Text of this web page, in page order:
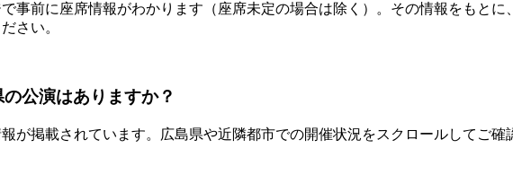
事前に座席情報がわかります（座席未定の場合は除く）。その情報をもと
さい。
公演はありますか？
が掲載されています。広島県や近隣都市での開催状況をスクロールしてご確